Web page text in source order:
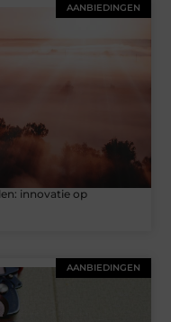
AANBIEDINGEN
innovatie op
AANBIEDINGEN